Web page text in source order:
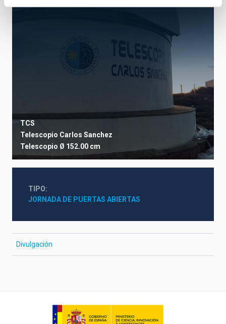
TCS
Telescopio Carlos Sanchez
Telescopio Ø 152.00 cm
TIPO
JORNADA DE PUERTAS ABIERTAS
Divulgación